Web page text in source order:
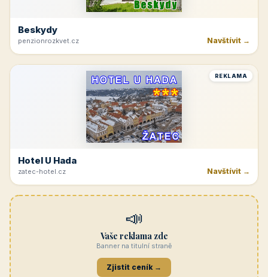
Beskydy
penzionrozkvet.cz Navštívit →
REKLAMA
Hotel U Hada
zatec-hotel.cz Navštívit →
📣
Vaše reklama zde
Banner na titulní straně
Zjistit ceník →